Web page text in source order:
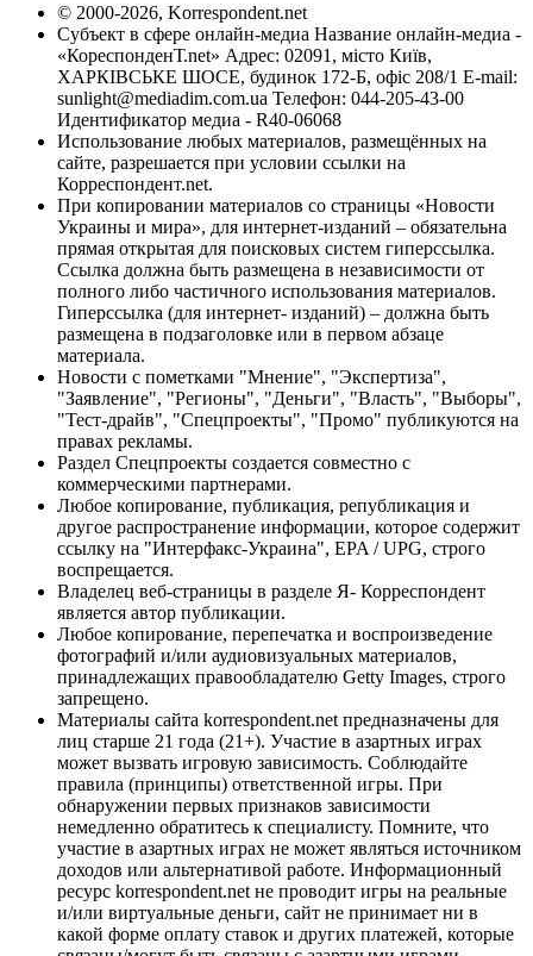
© 2000-2026, Korrespondent.net
Субъект в сфере онлайн-медиа Название онлайн-медиа -
«КореспонденТ.net» Адрес: 02091, місто Київ,
ХАРКІВСЬКЕ ШОСЕ, будинок 172-Б, офіс 208/1 E-mail:
sunlight@mediadim.com.ua Телефон: 044-205-43-00
Идентификатор медиа - R40-06068
Использование любых материалов, размещённых на
сайте, разрешается при условии ссылки на
Корреспондент.net.
При копировании материалов со страницы «Новости
Украины и мира», для интернет-изданий – обязательна
прямая открытая для поисковых систем гиперссылка.
Ссылка должна быть размещена в независимости от
полного либо частичного использования материалов.
Гиперссылка (для интернет- изданий) – должна быть
размещена в подзаголовке или в первом абзаце
материала.
Новости с пометками "Мнение", "Экспертиза",
"Заявление", "Регионы", "Деньги", "Власть", "Выборы",
"Тест-драйв", "Спецпроекты", "Промо" публикуются на
правах рекламы.
Раздел Спецпроекты создается совместно с
коммерческими партнерами.
Любое копирование, публикация, републикация и
другое распространение информации, которое содержит
ссылку на "Интерфакс-Украина", EPA / UPG, строго
воспрещается.
Владелец веб-страницы в разделе Я- Корреспондент
является автор публикации.
Любое копирование, перепечатка и воспроизведение
фотографий и/или аудиовизуальных материалов,
принадлежащих правообладателю Getty Images, строго
запрещено.
Материалы сайта korrespondent.net предназначены для
лиц старше 21 года (21+). Участие в азартных играх
может вызвать игровую зависимость. Соблюдайте
правила (принципы) ответственной игры. При
обнаружении первых признаков зависимости
немедленно обратитесь к специалисту. Помните, что
участие в азартных играх не может являться источником
доходов или альтернативой работе. Информационный
ресурс korrespondent.net не проводит игры на реальные
и/или виртуальные деньги, сайт не принимает ни в
какой форме оплату ставок и других платежей, которые